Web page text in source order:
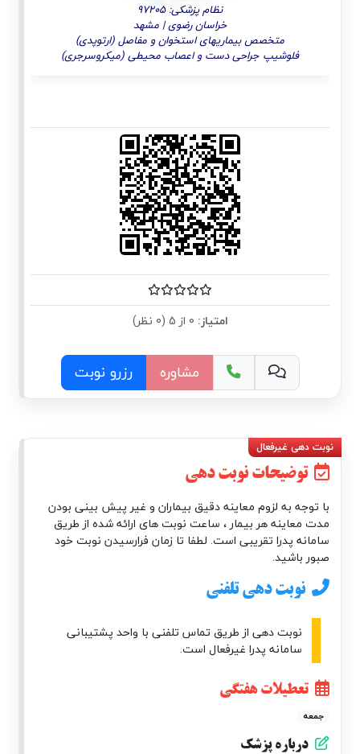
نظام پزشکی: 97205
خراسان رضوی | مشهد
متخصص بیماریهای استخوان و مفاصل (ارتوپدی)
فلوشیپ جراحی دست و اعصاب محیطی (میکروسرجری)
امتیاز:
مشاوره رزرو نوبت
توضیحات نوبت دهی
با توجه به لزوم معاینه دقیق بیماران و غیر پیش بینی بودن
مدت معاینه هر بیمار ، ساعت نوبت های ارائه شده از طریق
سامانه پدرا تقریبی است. لطفا تا زمان فرارسیدن نوبت خود
صبور باشید.
نوبت دهی تلفنی
نوبت دهی از طریق تماس تلفنی با واحد پشتیبانی
سامانه پدرا غیرفعال است.
تعطیلات هفتگی
جمعه
درباره پزشک